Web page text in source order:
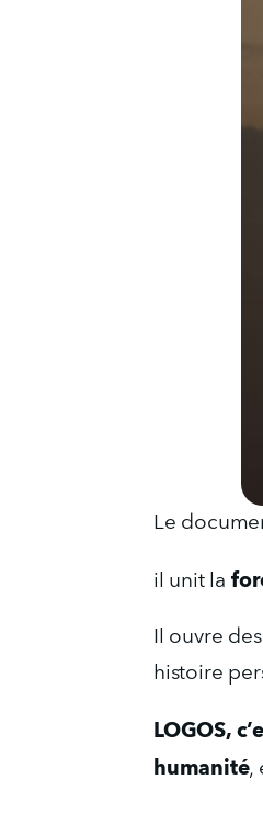
Le
il unit la
Il ouvre
histoire
LOGOS,
humanité,